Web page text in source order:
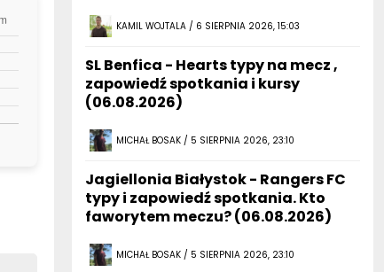
KAMIL WOJTALA / 6 SIERPNIA 2026, 15:03
SL Benfica - Hearts typy na mecz ,
zapowiedź spotkania i kursy
(06.08.2026)
MICHAŁ BOSAK / 5 SIERPNIA 2026, 23:10
Jagiellonia Białystok - Rangers FC
typy i zapowiedź spotkania. Kto
faworytem meczu? (06.08.2026)
MICHAŁ BOSAK / 5 SIERPNIA 2026, 23:10